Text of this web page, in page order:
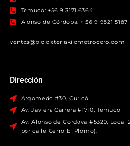
Temuco: +56 9 3171 6364
Alonso de Córdoba: + 56 9 9821 5187
ventas@bicicleteriakilometrocero.com
Dirección
Argomedo #30, Curicó
Av. Javiera Carrera #1710, Temuco
Av. Alonso de Córdova #5320, Local
por calle Cerro El Plomo).